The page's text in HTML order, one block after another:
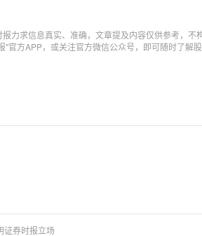
报力求信息真实、准确，文章提及内容仅供参考，不
"官方APP，或关注官方微信公众号，即可随时了解
证券时报立场